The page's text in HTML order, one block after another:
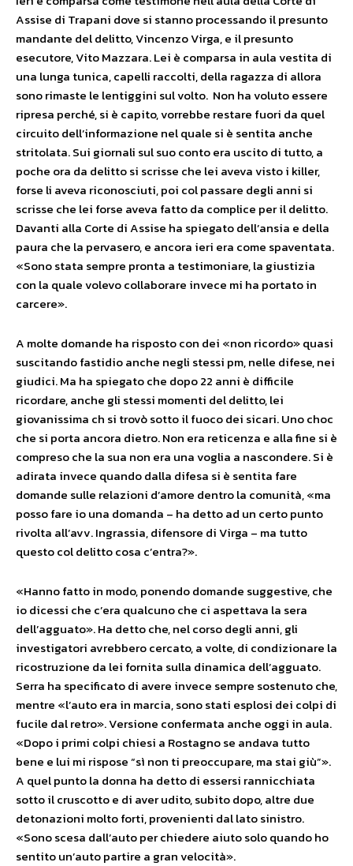
Assise di Trapani dove si stanno processando il presunto
mandante del delitto, Vincenzo Virga, e il presunto
esecutore, Vito Mazzara. Lei è comparsa in aula vestita di
una lunga tunica, capelli raccolti, della ragazza di allora
sono rimaste le lentiggini sul volto. Non ha voluto essere
ripresa perché, si è capito, vorrebbe restare fuori da quel
circuito dell’informazione nel quale si è sentita anche
stritolata. Sui giornali sul suo conto era uscito di tutto, a
poche ora da delitto si scrisse che lei aveva visto i killer,
forse li aveva riconosciuti, poi col passare degli anni si
scrisse che lei forse aveva fatto da complice per il delitto.
Davanti alla Corte di Assise ha spiegato dell’ansia e della
paura che la pervasero, e ancora ieri era come spaventata.
«Sono stata sempre pronta a testimoniare, la giustizia
con la quale volevo collaborare invece mi ha portato in
carcere».
A molte domande ha risposto con dei «non ricordo» quasi
suscitando fastidio anche negli stessi pm, nelle difese, nei
giudici. Ma ha spiegato che dopo 22 anni è difficile
ricordare, anche gli stessi momenti del delitto, lei
giovanissima ch si trovò sotto il fuoco dei sicari. Uno choc
che si porta ancora dietro. Non era reticenza e alla fine si è
compreso che la sua non era una voglia a nascondere. Si è
adirata invece quando dalla difesa si è sentita fare
domande sulle relazioni d’amore dentro la comunità, «ma
posso fare io una domanda – ha detto ad un certo punto
rivolta all’avv. Ingrassia, difensore di Virga – ma tutto
questo col delitto cosa c’entra?».
«Hanno fatto in modo, ponendo domande suggestive, che
io dicessi che c’era qualcuno che ci aspettava la sera
dell’agguato». Ha detto che, nel corso degli anni, gli
investigatori avrebbero cercato, a volte, di condizionare la
ricostruzione da lei fornita sulla dinamica dell’agguato.
Serra ha specificato di avere invece sempre sostenuto che,
mentre «l’auto era in marcia, sono stati esplosi dei colpi di
fucile dal retro». Versione confermata anche oggi in aula.
«Dopo i primi colpi chiesi a Rostagno se andava tutto
bene e lui mi rispose “sì non ti preoccupare, ma stai giù”».
A quel punto la donna ha detto di essersi rannicchiata
sotto il cruscotto e di aver udito, subito dopo, altre due
detonazioni molto forti, provenienti dal lato sinistro.
«Sono scesa dall’auto per chiedere aiuto solo quando ho
sentito un’auto partire a gran velocità».